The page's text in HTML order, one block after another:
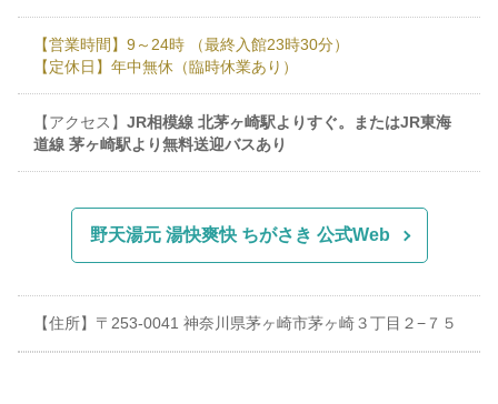
【営業時間】9～24時 （最終入館23時30分）
【定休日】年中無休（臨時休業あり）
【アクセス】JR相模線 北茅ヶ崎駅よりすぐ。またはJR東海
道線 茅ヶ崎駅より無料送迎バスあり
野天湯元 湯快爽快 ちがさき 公式Web
【住所】〒253-0041 神奈川県茅ヶ崎市茅ヶ崎３丁目２−７５